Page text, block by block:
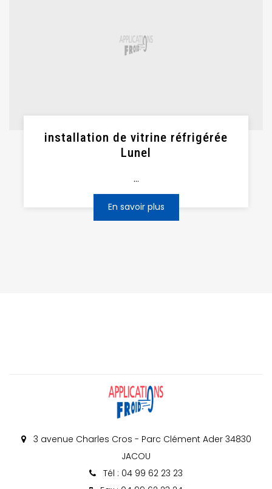
installation de vitrine réfrigérée
Lunel
...
En savoir plus
3 avenue Charles Cros - Parc Clément Ader 34830
JACOU
Tél : 04 99 62 23 23